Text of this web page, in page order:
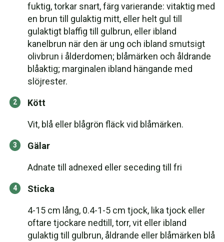
fuktig, torkar snart, färg varierande: vitaktig med
en brun till gulaktig mitt, eller helt gul till
gulaktigt blaffig till gulbrun, eller ibland
kanelbrun när den är ung och ibland smutsigt
olivbrun i ålderdomen; blåmärken och åldrande
blåaktig; marginalen ibland hängande med
slöjrester.
Kött
Vit, blå eller blågrön fläck vid blåmärken.
Gälar
Adnate till adnexed eller seceding till fri
Sticka
4-15 cm lång, 0.4-1-5 cm tjock, lika tjock eller
oftare tjockare nedtill, torr, vit eller ibland
gulaktig till gulbrun, åldrande eller blåmärken blå